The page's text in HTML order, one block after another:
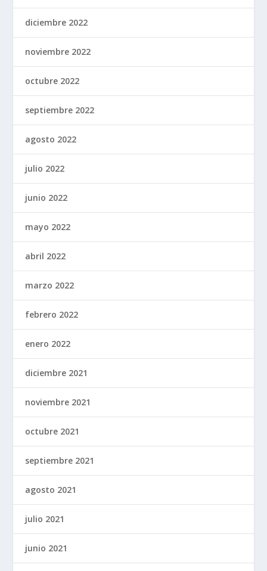
diciembre 2022
noviembre 2022
octubre 2022
septiembre 2022
agosto 2022
julio 2022
junio 2022
mayo 2022
abril 2022
marzo 2022
febrero 2022
enero 2022
diciembre 2021
noviembre 2021
octubre 2021
septiembre 2021
agosto 2021
julio 2021
junio 2021